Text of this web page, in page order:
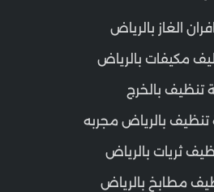
الغاز بالرياض
مكيفات بالرياض
تنظيف بالخرج
بالرياض مجربه
ثريات بالرياض
مطابخ بالرياض